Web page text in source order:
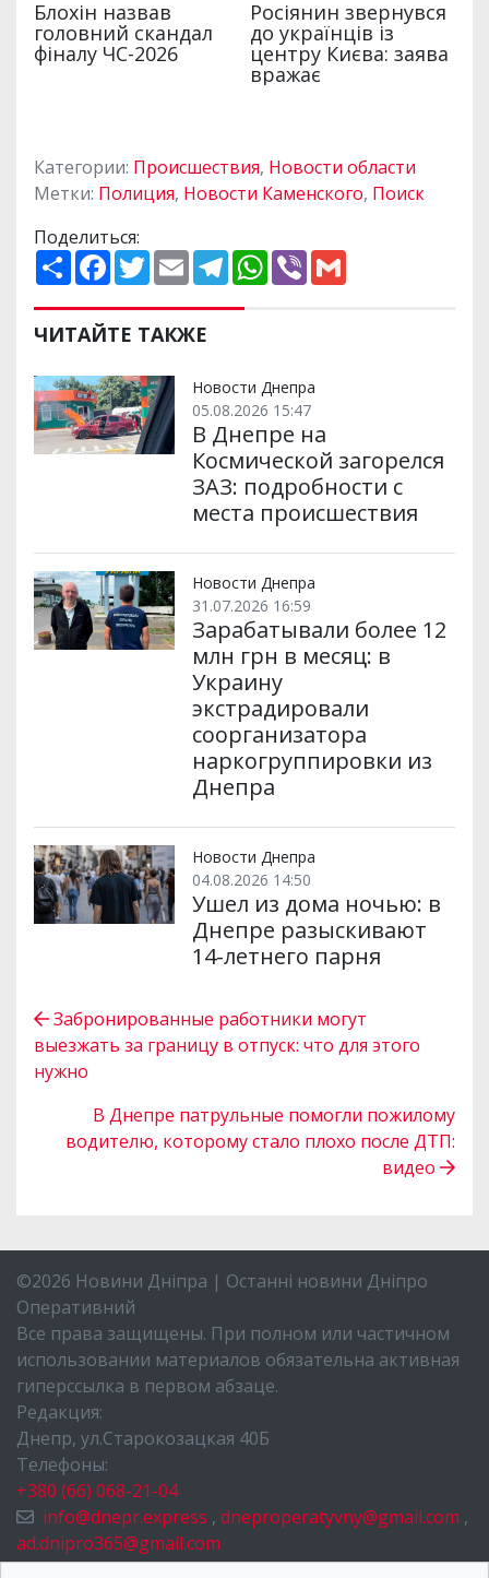
Категории: Происшествия, Новости области
Метки: Полиция, Новости Каменского, Поиск
Поделиться:
П
о
ш
и
р
и
и
F
a
c
e
b
o
k
T
w
t
t
e
E
m
a
i
l
T
e
e
m
W
h
a
p
V
b
ЧИТАЙТЕ ТАКЖЕ
Новости Днепра
05.08.2026 15:47
В Днепре на
Космической загорелся
ЗАЗ: подробности с
места происшествия
Новости Днепра
31.07.2026 16:59
Зарабатывали более 12
млн грн в месяц: в
Украину
экстрадировали
соорганизатора
наркогруппировки из
Днепра
Новости Днепра
04.08.2026 14:50
Ушел из дома ночью: в
Днепре разыскивают
14-летнего парня
Забронированные работники могут
выезжать за границу в отпуск: что для этого
нужно
В Днепре патрульные помогли пожилому
водителю, которому стало плохо после ДТП:
видео
©2026 Новини Дніпра | Останні новини Дніпро
Оперативний
Все права защищены. При полном или частичном
использовании материалов обязательна активная
гиперссылка в первом абзаце.
Редакция:
Днепр, ул.Старокозацкая 40Б
Телефоны:
+380 (66) 068-21-04
info@dnepr.express , dneproperatyvny@gmail.com ,
ad.dnipro365@gmail.com